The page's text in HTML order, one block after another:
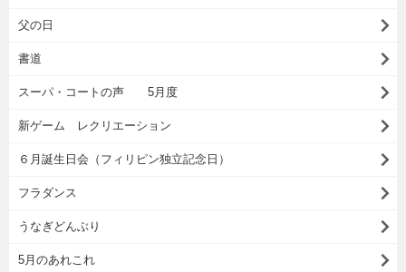
父の日
書道
スーパ・コートの声 5月度
新ゲーム レクリエーション
６月誕生日会（フィリピン独立記念日）
フラダンス
うなぎどんぶり
5月のあれこれ